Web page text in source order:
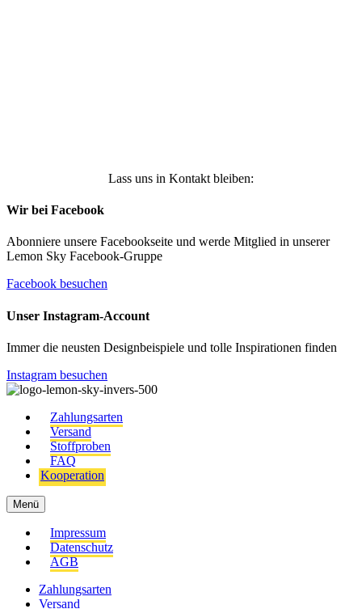
Lass uns in Kontakt bleiben:
Wir bei Facebook
Abonniere unsere Facebookseite und werde Mitglied in unserer
Lemon Sky Facebook-Gruppe
Facebook besuchen
Unser Instagram-Account
Immer die neusten Designbeispiele und tolle Inspirationen finden
Instagram besuchen
Zahlungsarten
Versand
Stoffproben
FAQ
Kooperation
Menü
Impressum
Datenschutz
AGB
Zahlungsarten
Versand